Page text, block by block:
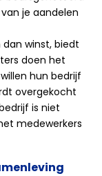
je aandelen
winst, biedt
doen het
hun bedrijf
overgekocht
is niet
medewerkers